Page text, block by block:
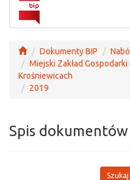
Dokumenty BIP
Miejski Zakład
Krośniewicach
2019
Spis dokumentów